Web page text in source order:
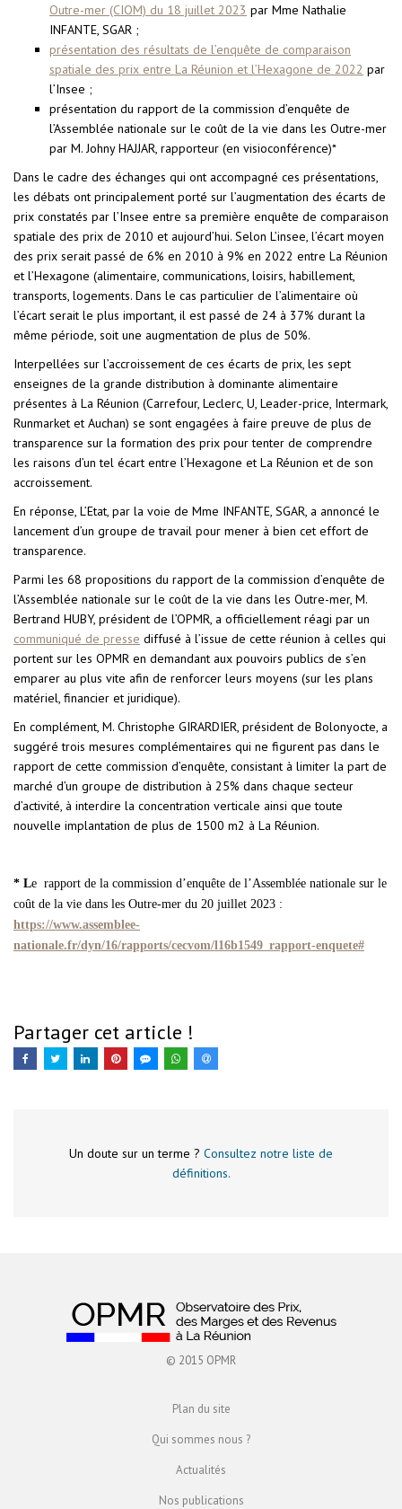
Outre-mer (CIOM) du 18 juillet 2023 par Mme Nathalie
INFANTE, SGAR ;
présentation des résultats de l’enquête de comparaison
spatiale des prix entre La Réunion et l’Hexagone de 2022 par
l’Insee ;
présentation du rapport de la commission d’enquête de
l’Assemblée nationale sur le coût de la vie dans les Outre-mer
par M. Johny HAJJAR, rapporteur (en visioconférence)*
Dans le cadre des échanges qui ont accompagné ces présentations,
les débats ont principalement porté sur l’augmentation des écarts de
prix constatés par l’Insee entre sa première enquête de comparaison
spatiale des prix de 2010 et aujourd’hui. Selon L’insee, l’écart moyen
des prix serait passé de 6% en 2010 à 9% en 2022 entre La Réunion
et l’Hexagone (alimentaire, communications, loisirs, habillement,
transports, logements. Dans le cas particulier de l’alimentaire où
l’écart serait le plus important, il est passé de 24 à 37% durant la
même période, soit une augmentation de plus de 50%.
Interpellées sur l’accroissement de ces écarts de prix, les sept
enseignes de la grande distribution à dominante alimentaire
présentes à La Réunion (Carrefour, Leclerc, U, Leader-price, Intermark,
Runmarket et Auchan) se sont engagées à faire preuve de plus de
transparence sur la formation des prix pour tenter de comprendre
les raisons d’un tel écart entre l’Hexagone et La Réunion et de son
accroissement.
En réponse, L’Etat, par la voie de Mme INFANTE, SGAR, a annoncé le
lancement d’un groupe de travail pour mener à bien cet effort de
transparence.
Parmi les 68 propositions du rapport de la commission d’enquête de
l’Assemblée nationale sur le coût de la vie dans les Outre-mer, M.
Bertrand HUBY, président de l’OPMR, a officiellement réagi par un
communiqué de presse diffusé à l’issue de cette réunion à celles qui
portent sur les OPMR en demandant aux pouvoirs publics de s’en
emparer au plus vite afin de renforcer leurs moyens (sur les plans
matériel, financier et juridique).
En complément, M. Christophe GIRARDIER, président de Bolonyocte, a
suggéré trois mesures complémentaires qui ne figurent pas dans le
rapport de cette commission d’enquête, consistant à limiter la part de
marché d’un groupe de distribution à 25% dans chaque secteur
d’activité, à interdire la concentration verticale ainsi que toute
nouvelle implantation de plus de 1500 m2 à La Réunion.
* Le rapport de la commission d’enquête de l’Assemblée nationale sur le
coût de la vie dans les Outre-mer du 20 juillet 2023 :
https://www.assemblee-
nationale.fr/dyn/16/rapports/cecvom/l16b1549_rapport-enquete#
Partager cet article !
Un doute sur un terme ? Consultez notre liste de
définitions.
© 2015 OPMR
Plan du site
Qui sommes nous ?
Actualités
Nos publications